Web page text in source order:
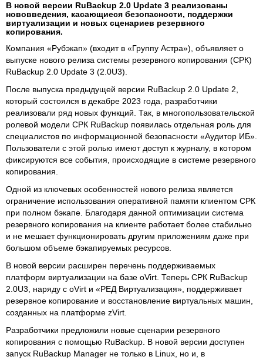
В новой версии RuBackup 2.0 Update 3 реализованы
нововведения, касающиеся безопасности, поддержки
виртуализации и новых сценариев резервного
копирования.
Компания «Рубэкап» (входит в «Группу Астра»), объявляет о
выпуске нового релиза системы резервного копирования (СРК)
RuBackup 2.0 Update 3 (2.0U3).
После выпуска предыдущей версии RuBackup 2.0 Update 2,
который состоялся в декабре 2023 года, разработчики
реализовали ряд новых функций. Так, в многопользовательской
ролевой модели СРК RuBackup появилась отдельная роль для
специалистов по информационной безопасности «Аудитор ИБ».
Пользователи с этой ролью имеют доступ к журналу, в котором
фиксируются все события, происходящие в системе резервного
копирования.
Одной из ключевых особенностей нового релиза является
ограничение использования оперативной памяти клиентом СРК
при полном бэкапе. Благодаря данной оптимизации система
резервного копирования на клиенте работает более стабильно
и не мешает функционировать другим приложениям даже при
большом объеме бэкапируемых ресурсов.
В новой версии расширен перечень поддерживаемых
платформ виртуализации на базе oVirt. Теперь СРК RuBackup
2.0U3, наряду с oVirt и «РЕД Виртуализация», поддерживает
резервное копирование и восстановление виртуальных машин,
созданных на платформе zVirt.
Разработчики предложили новые сценарии резервного
копирования с помощью RuBackup. В новой версии доступен
запуск RuBackup Manager не только в Linux, но и, в